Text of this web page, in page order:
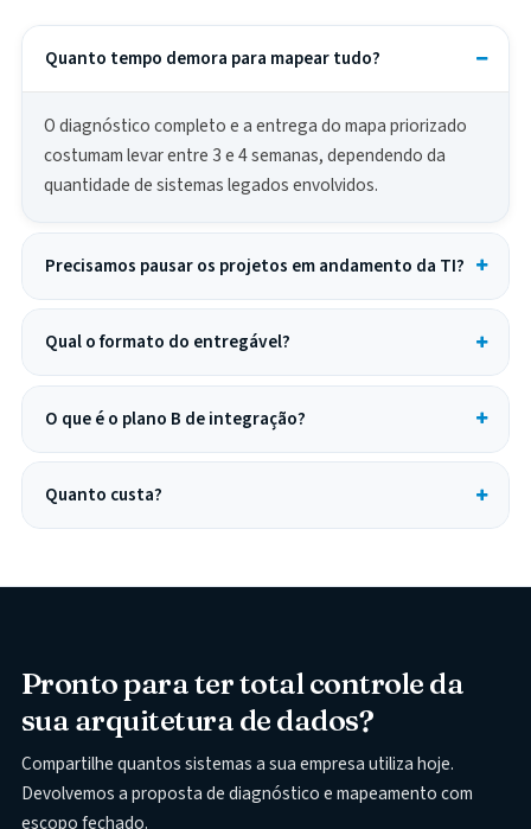
Quanto tempo demora para mapear tudo?
O diagnóstico completo e a entrega do mapa priorizado
costumam levar entre 3 e 4 semanas, dependendo da
quantidade de sistemas legados envolvidos.
Precisamos pausar os projetos em andamento da TI?
Qual o formato do entregável?
O que é o plano B de integração?
Quanto custa?
Pronto para ter total controle da
sua arquitetura de dados?
Compartilhe quantos sistemas a sua empresa utiliza hoje.
Devolvemos a proposta de diagnóstico e mapeamento com
escopo fechado.